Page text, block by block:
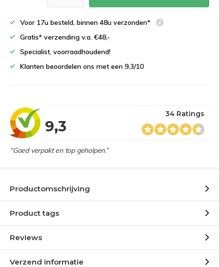
Voor 17u besteld, binnen 48u verzonden*
Gratis* verzending v.a. €48,-
Specialist, voorraadhoudend!
Klanten beoordelen ons met een 9,3/10
9,3
34 Ratings
“Goed verpakt en top geholpen.”
Productomschrijving
Product tags
Reviews
Verzend informatie